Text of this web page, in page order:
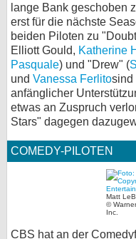
lange Bank geschoben
erst für die nächste
beiden Piloten zu
Elliott Gould, Katherine
Pasquale) und "Drew" (
und Vanessa Ferlitosind
anfänglicher
etwas an Zuspruch
Stars" dagegen
COMEDY-PILOTEN
Matt
©
Inc.
CBS hat an der